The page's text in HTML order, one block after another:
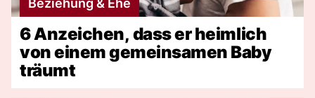
Beziehung & Ehe
6 Anzeichen, dass er heimlich
von einem gemeinsamen Baby
träumt